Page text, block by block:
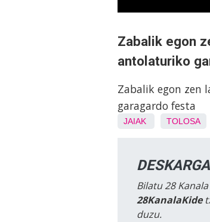
Zabalik egon
antolaturiko
Zabalik egon zen
garagardo festa
JAIAK TOLOSA
Bilatu 28
28KanalaKide
duzu.